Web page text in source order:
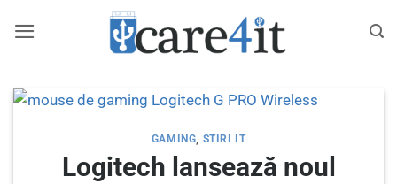
GAMING, STIRI IT
Logitech lansează noul